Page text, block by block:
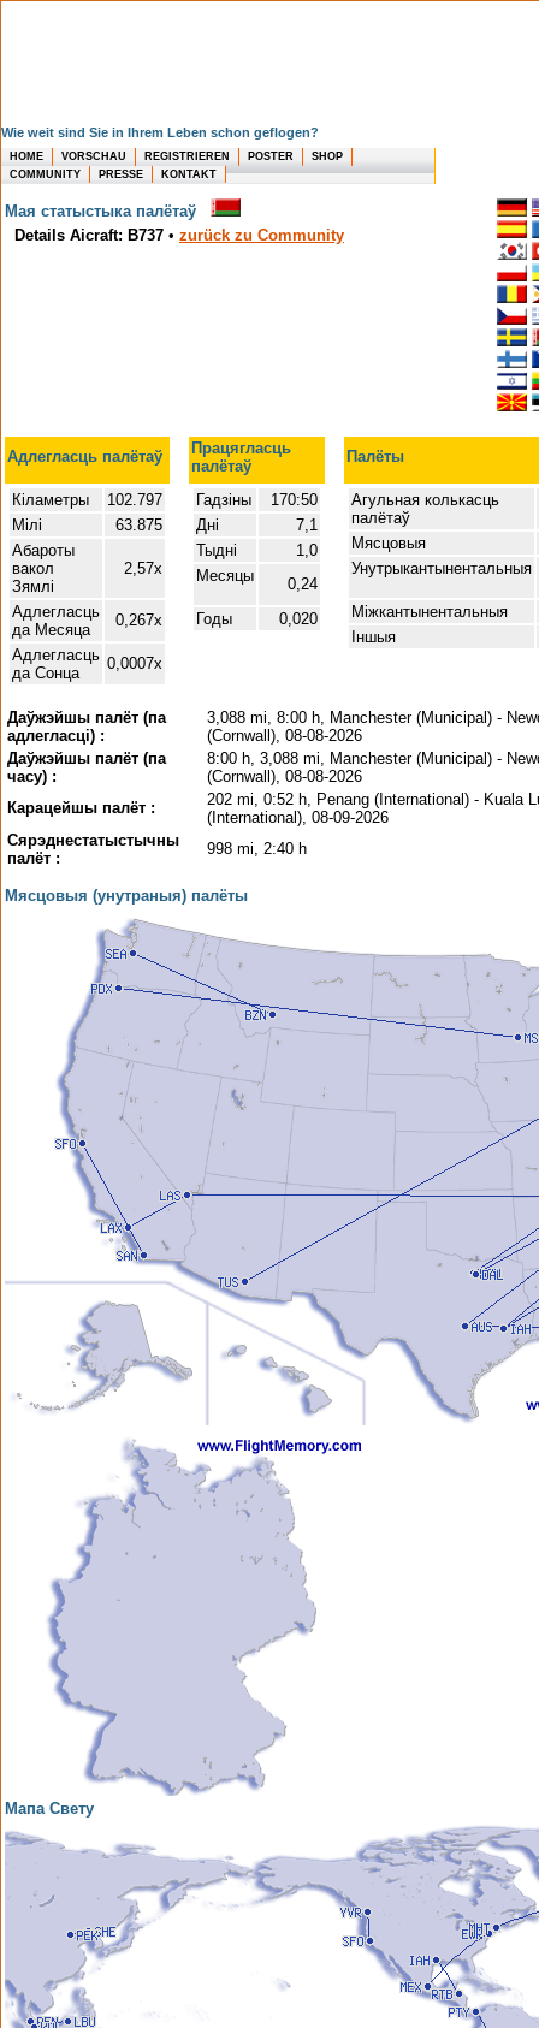
Wie weit sind Sie in Ihrem Leben schon geflogen?
HOME VORSCHAU REGISTRIEREN POSTER
SHOP
COMMUNITY
PRESSE KONTAKT
Мая статыстыка палётаў
Details Aicraft: B737 • zurück zu Community
Адлегласць палётаў
Працягласць
палётаў
Палёты
Кіламетры
102.797
Мілі
63.875
Абароты
вакол
Зямлі
2,57x
Адлегласць
да Месяца
0,267x
Адлегласць
да Сонца
0,0007x
Гадзіны
170:50
Дні
7,1
Тыдні
1,0
Месяцы
0,24
Годы
0,020
Агульная колькасць
палётаў
Мясцовыя
Унутрыкантынентальныя
Міжкантынентальныя
Іншыя
Даўжэйшы палёт (па
адлегласці) :
3,088 mi, 8:00 h, Manchester (Municipal) -
(Cornwall), 08-08-2026
Даўжэйшы палёт (па
часу) :
8:00 h, 3,088 mi, Manchester (Municipal) -
(Cornwall), 08-08-2026
Карацейшы палёт :
202 mi, 0:52 h, Penang (International) - Kuala
(International), 08-09-2026
Сярэднестатыстычны
палёт :
998 mi, 2:40 h
Мясцовыя (унутраныя) палёты
Мапа Свету